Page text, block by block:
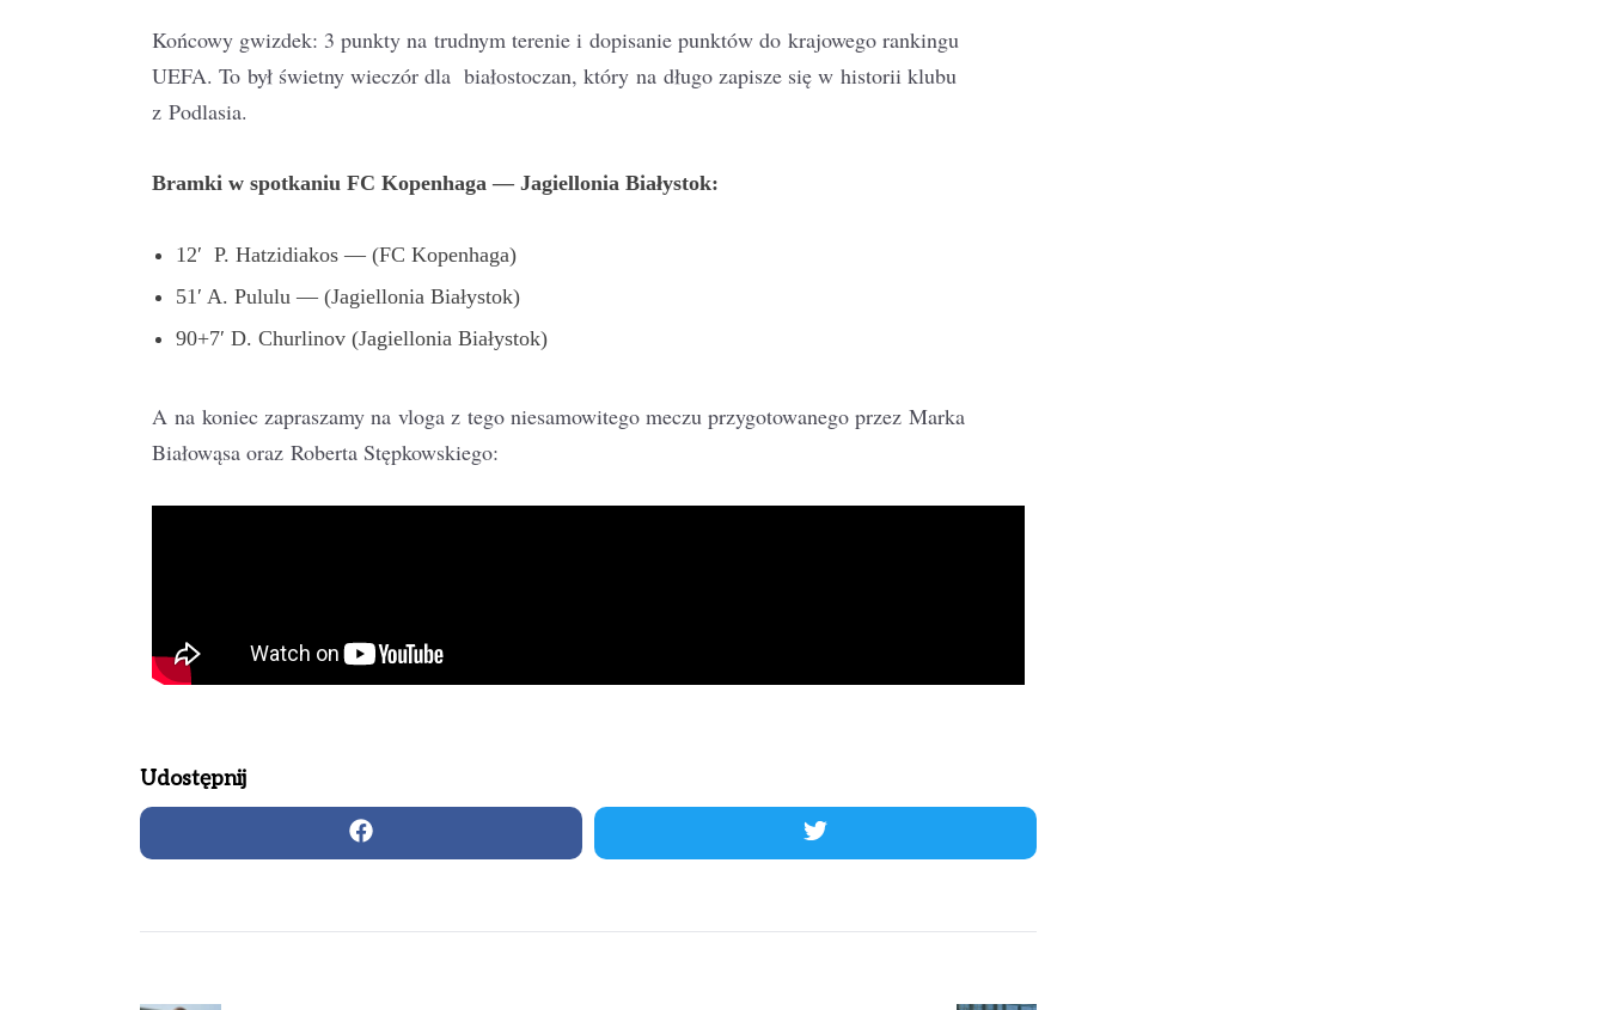
Końcowy gwizdek: 3 punkty na trudnym terenie i dopisanie punktów do krajowego rankingu
UEFA. To był świetny wieczór dla białostoczan, który na długo zapisze się w historii klubu
z Podlasia.
Bramki w spotkaniu FC Kopenhaga — Jagiellonia Białystok:
12′ P. Hatzidiakos — (FC Kopenhaga)
51′ A. Pululu — (Jagiellonia Białystok)
90+7′ D. Churlinov (Jagiellonia Białystok)
A na koniec zapraszamy na vloga z tego niesamowitego meczu przygotowanego przez Marka
Białowąsa oraz Roberta Stępkowskiego:
Udostępnij